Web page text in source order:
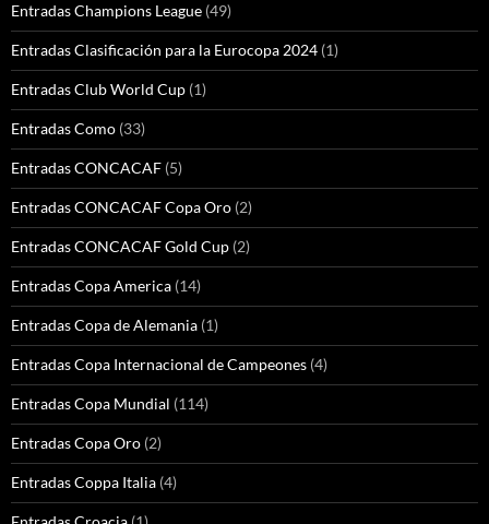
Entradas Champions League (49)
Entradas Clasificación para la Eurocopa 2024 (1)
Entradas Club World Cup (1)
Entradas Como (33)
Entradas CONCACAF (5)
Entradas CONCACAF Copa Oro (2)
Entradas CONCACAF Gold Cup (2)
Entradas Copa America (14)
Entradas Copa de Alemania (1)
Entradas Copa Internacional de Campeones (4)
Entradas Copa Mundial (114)
Entradas Copa Oro (2)
Entradas Coppa Italia (4)